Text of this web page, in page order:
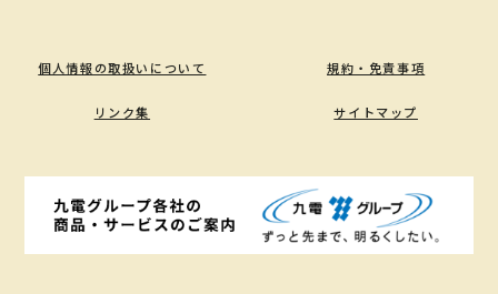
個人情報の取扱いについて 規約・免責事項
リンク集 サイトマップ